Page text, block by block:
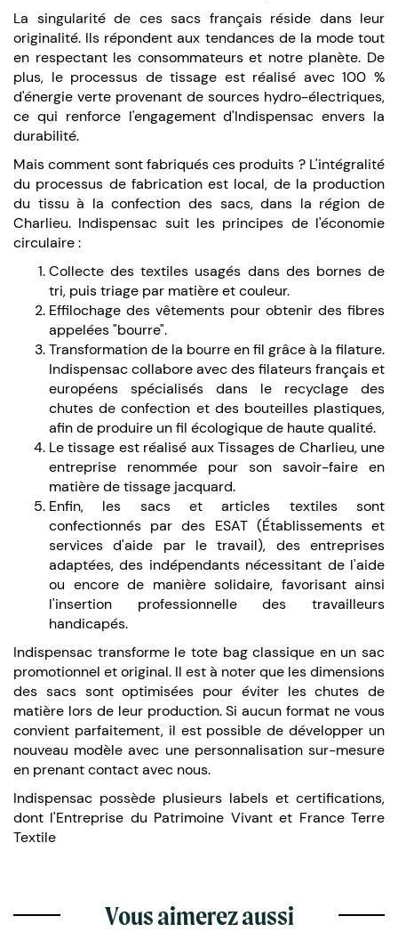
La singularité de ces sacs français réside dans leur
originalité. Ils répondent aux tendances de la mode tout
en respectant les consommateurs et notre planète. De
plus, le processus de tissage est réalisé avec 100 %
d'énergie verte provenant de sources hydro-électriques,
ce qui renforce l'engagement d'Indispensac envers la
durabilité.
Mais comment sont fabriqués ces produits ? L'intégralité
du processus de fabrication est local, de la production
du tissu à la confection des sacs, dans la région de
Charlieu. Indispensac suit les principes de l'économie
circulaire :
Collecte des textiles usagés dans des bornes de
tri, puis triage par matière et couleur.
Effilochage des vêtements pour obtenir des fibres
appelées "bourre".
Transformation de la bourre en fil grâce à la filature.
Indispensac collabore avec des filateurs français et
européens spécialisés dans le recyclage des
chutes de confection et des bouteilles plastiques,
afin de produire un fil écologique de haute qualité.
Le tissage est réalisé aux Tissages de Charlieu, une
entreprise renommée pour son savoir-faire en
matière de tissage jacquard.
Enfin, les sacs et articles textiles sont
confectionnés par des ESAT (Établissements et
services d'aide par le travail), des entreprises
adaptées, des indépendants nécessitant de l'aide
ou encore de manière solidaire, favorisant ainsi
l'insertion professionnelle des travailleurs
handicapés.
Indispensac transforme le tote bag classique en un sac
promotionnel et original. Il est à noter que les dimensions
des sacs sont optimisées pour éviter les chutes de
matière lors de leur production. Si aucun format ne vous
convient parfaitement, il est possible de développer un
nouveau modèle avec une personnalisation sur-mesure
en prenant contact avec nous.
Indispensac possède plusieurs labels et certifications,
dont l'Entreprise du Patrimoine Vivant et France Terre
Textile
Vous aimerez aussi